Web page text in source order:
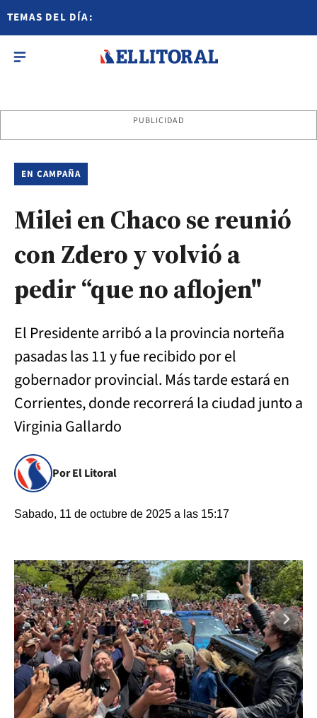
TEMAS DEL DÍA:
PUBLICIDAD
EN CAMPAÑA
Milei en Chaco se reunió
con Zdero y volvió a
pedir “que no aflojen"
El Presidente arribó a la provincia norteña
pasadas las 11 y fue recibido por el
gobernador provincial. Más tarde estará en
Corrientes, donde recorrerá la ciudad junto a
Virginia Gallardo
Por El Litoral
Sabado, 11 de octubre de 2025 a las 15:17